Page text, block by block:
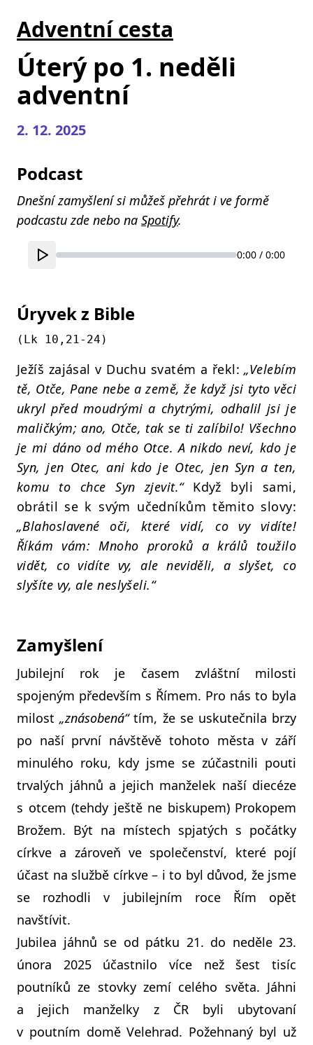
Adventní cesta
Úterý po 1. neděli
adventní
2. 12. 2025
Podcast
Dnešní zamyšlení si můžeš přehrát i ve formě
podcastu zde nebo na Spotify.
0:00 / 0:00
Úryvek z Bible
(Lk 10,21-24)
Ježíš zajásal v Duchu svatém a řekl:„Velebím
tě, Otče, Pane nebe a země, že když jsi tyto věci
ukryl před moudrými a chytrými, odhalil jsi je
maličkým; ano, Otče, tak se ti zalíbilo! Všechno
je mi dáno od mého Otce. A nikdo neví, kdo je
Syn, jen Otec, ani kdo je Otec, jen Syn a ten,
komu to chce Syn zjevit.“Když byli sami,
obrátil se k svým učedníkům těmito slovy:
„Blahoslavené oči, které vidí, co vy vidíte!
Říkám vám: Mnoho proroků a králů toužilo
vidět, co vidíte vy, ale neviděli, a slyšet, co
slyšíte vy, ale neslyšeli.“
Zamyšlení
Jubilejní rok je časem zvláštní milosti
spojeným především s Římem. Pro nás to byla
milost„znásobená“tím, že se uskutečnila brzy
po naší první návštěvě tohoto města v září
minulého roku, kdy jsme se zúčastnili pouti
trvalých jáhnů a jejich manželek naší diecéze
s otcem (tehdy ještě ne biskupem) Prokopem
Brožem. Být na místech spjatých s počátky
církve a zároveň ve společenství, které pojí
účast na službě církve – i to byl důvod, že jsme
se rozhodli v jubilejním roce Řím opět
navštívit.
Jubilea jáhnů se od pátku 21. do neděle 23.
února 2025 účastnilo více než šest tisíc
poutníků ze stovky zemí celého světa. Jáhni
a jejich manželky z ČR byli ubytovaní
v poutním domě Velehrad. Požehnaný byl už